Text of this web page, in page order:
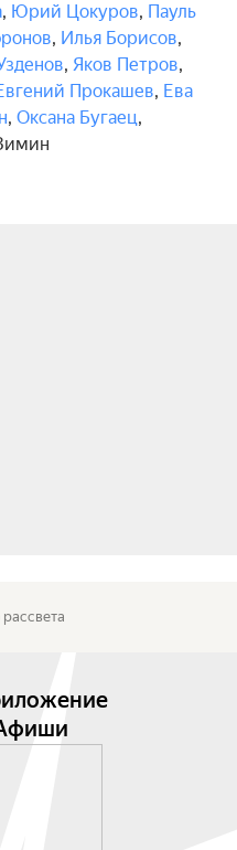
, Юрий Цокуров, Пауль
, Илья Борисов,
, Яков Петров,
Прокашев, Ева
, Оксана Бугаец,